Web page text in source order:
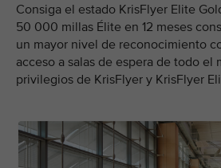
Consiga el estado KrisFlyer Elite
50 000 millas Élite en 12 meses
un mayor nivel de reconocimiento
acceso a salas de espera de todo el
privilegios de KrisFlyer y KrisFlyer